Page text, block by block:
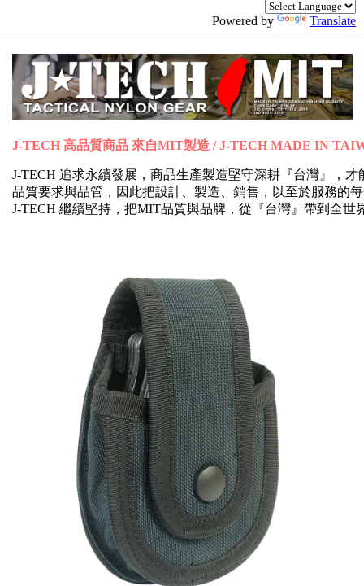
Powered by Translate
J-TECH 高品質商品 來自MIT製造 / J-TECH MADE IN
J-TECH 追求永續發展，商品生產製造堅守深耕『台灣』，
品質要求與品管，因此把設計、製造、銷售，以至於服務的
J-TECH 繼續堅持，把MIT品質與品牌，從『台灣』帶到全世